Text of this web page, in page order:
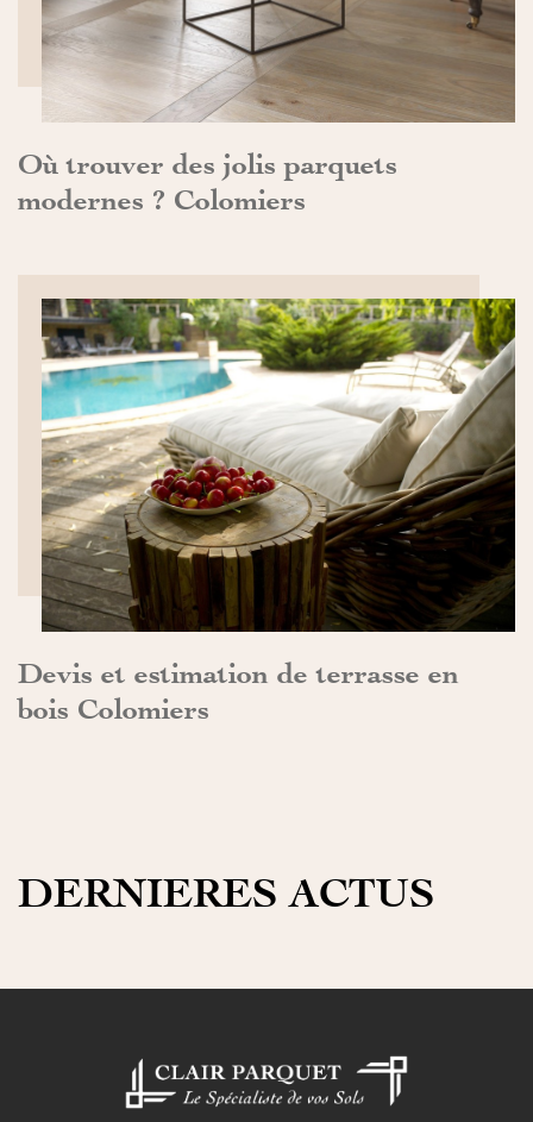
Où trouver des jolis parquets
modernes ? Colomiers
Devis et estimation de terrasse en
bois Colomiers
DÉCOUVRIR>>
DERNIERES ACTUS